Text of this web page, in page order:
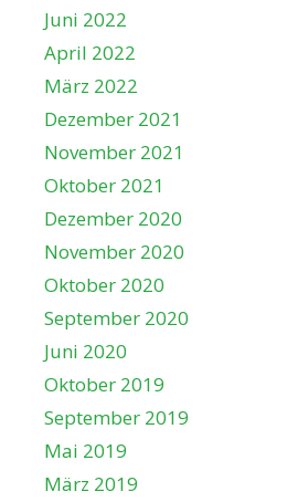
Juni 2022
April 2022
März 2022
Dezember 2021
November 2021
Oktober 2021
Dezember 2020
November 2020
Oktober 2020
September 2020
Juni 2020
Oktober 2019
September 2019
Mai 2019
März 2019